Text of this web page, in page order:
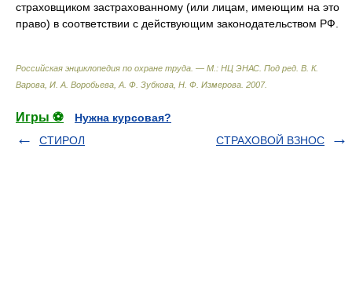
страховщиком застрахованному (или лицам, имеющим на это
право) в соответствии с действующим законодательством РФ.
Российская энциклопедия по охране труда. — М.: НЦ ЭНАС Под ред. В. К.
Варова, И. А. Воробьева, А. Ф. Зубкова, Н. Ф. Измерова 2007.
Игры ⚽
Нужна курсовая?
СТИРОЛ
СТРАХОВОЙ ВЗНОС